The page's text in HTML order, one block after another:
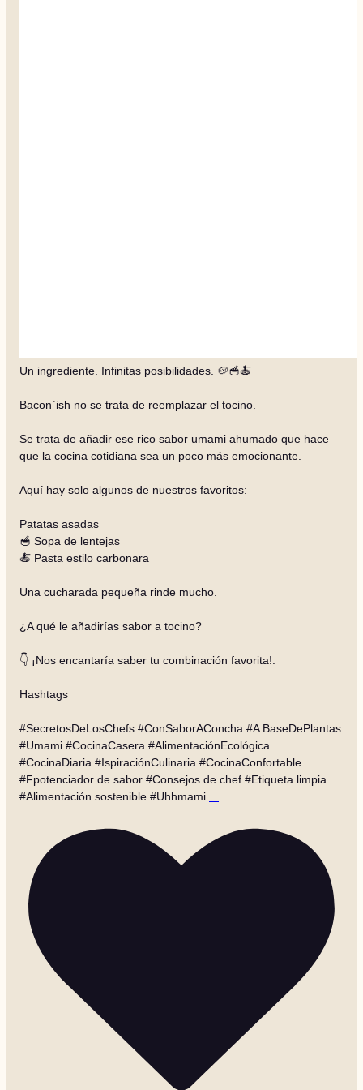
Un ingrediente. Infinitas posibilidades. 🥔🥣🍝
Bacon`ish no se trata de reemplazar el tocino.
Se trata de añadir ese rico sabor umami ahumado que hace
que la cocina cotidiana sea un poco más emocionante.
Aquí hay solo algunos de nuestros favoritos:
Patatas asadas
🥣 Sopa de lentejas
🍝 Pasta estilo carbonara
Una cucharada pequeña rinde mucho.
¿A qué le añadirías sabor a tocino?
👇 ¡Nos encantaría saber tu combinación favorita!.
Hashtags
#SecretosDeLosChefs #ConSaborAConcha #A BaseDePlantas
#Umami #CocinaCasera #AlimentaciónEcológica
#CocinaDiaria #IspiraciónCulinaria #CocinaConfortable
#Fpotenciador de sabor #Consejos de chef #Etiqueta limpia
#Alimentación sostenible #Uhhmami ...